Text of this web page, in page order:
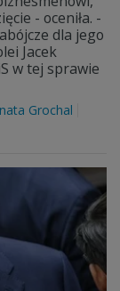
- oceniła. -
dla jego
Jacek
w tej sprawie
Grochal